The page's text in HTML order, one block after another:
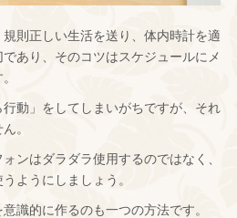
則正しい生活を送り、体内時計を適
あり、そのコツはスケジュールにメ
動」をしてしまいがちですが、それ
。
ンはダラダラ使用するのではなく、
ようにしましょう。
識的に作るのも一つの方法です。